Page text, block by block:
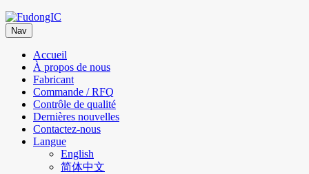
Nav
Accueil
À propos de nous
Fabricant
Commande / RFQ
Contrôle de qualité
Dernières nouvelles
Contactez-nous
Langue
English
简体中文